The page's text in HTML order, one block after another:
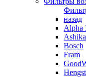
назад
Alpha
Ashika
Bosch
Fram
Hengst